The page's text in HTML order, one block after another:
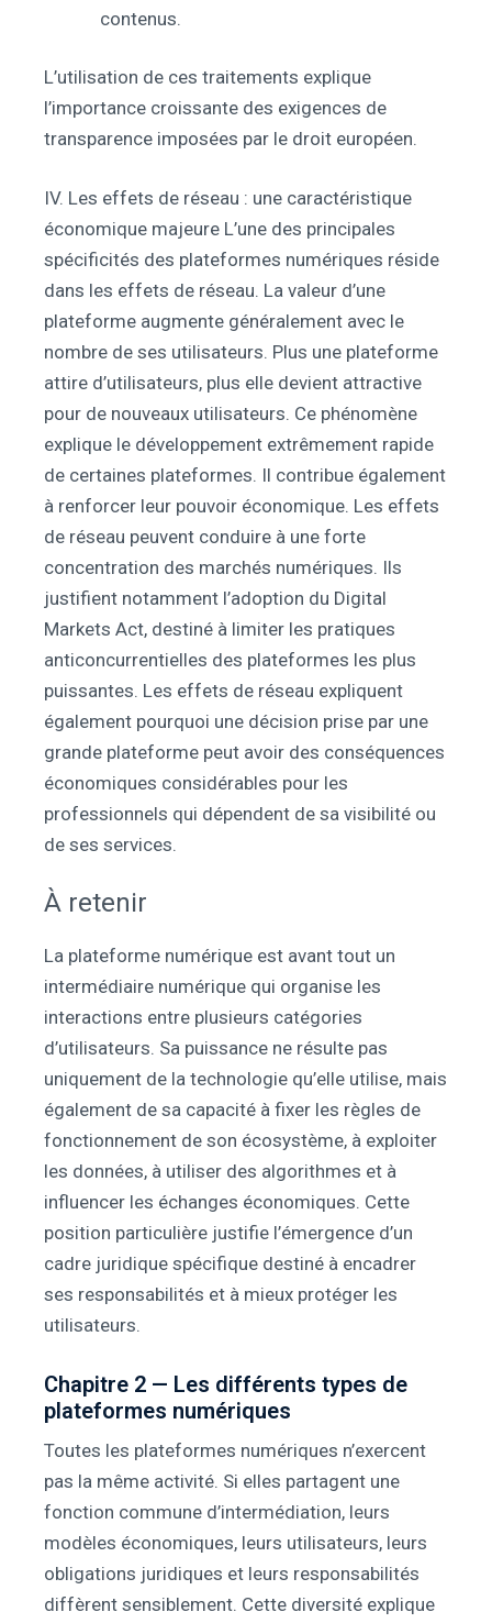
contenus.
L’utilisation de ces traitements explique
l’importance croissante des exigences de
transparence imposées par le droit européen.
IV. Les effets de réseau : une caractéristique
économique majeure L’une des principales
spécificités des plateformes numériques réside
dans les effets de réseau. La valeur d’une
plateforme augmente généralement avec le
nombre de ses utilisateurs. Plus une plateforme
attire d’utilisateurs, plus elle devient attractive
pour de nouveaux utilisateurs. Ce phénomène
explique le développement extrêmement rapide
de certaines plateformes. Il contribue également
à renforcer leur pouvoir économique. Les effets
de réseau peuvent conduire à une forte
concentration des marchés numériques. Ils
justifient notamment l’adoption du Digital
Markets Act, destiné à limiter les pratiques
anticoncurrentielles des plateformes les plus
puissantes. Les effets de réseau expliquent
également pourquoi une décision prise par une
grande plateforme peut avoir des conséquences
économiques considérables pour les
professionnels qui dépendent de sa visibilité ou
de ses services.
À retenir
La plateforme numérique est avant tout un
intermédiaire numérique qui organise les
interactions entre plusieurs catégories
d’utilisateurs. Sa puissance ne résulte pas
uniquement de la technologie qu’elle utilise, mais
également de sa capacité à fixer les règles de
fonctionnement de son écosystème, à exploiter
les données, à utiliser des algorithmes et à
influencer les échanges économiques. Cette
position particulière justifie l’émergence d’un
cadre juridique spécifique destiné à encadrer
ses responsabilités et à mieux protéger les
utilisateurs.
Chapitre 2 — Les différents types de
plateformes numériques
Toutes les plateformes numériques n’exercent
pas la même activité. Si elles partagent une
fonction commune d’intermédiation, leurs
modèles économiques, leurs utilisateurs, leurs
obligations juridiques et leurs responsabilités
diffèrent sensiblement. Cette diversité explique